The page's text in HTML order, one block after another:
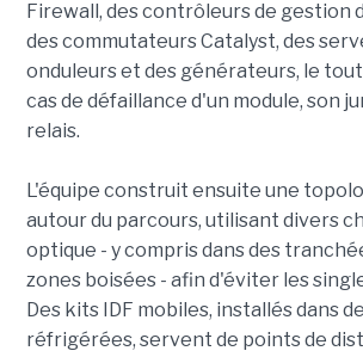
Firewall, des contrôleurs de gestion
des commutateurs Catalyst, des
onduleurs et des générateurs, le
cas de défaillance d'un module, son
relais.
L'équipe construit ensuite une
autour du parcours, utilisant divers
optique - y compris dans des
zones boisées - afin d'éviter les
Des kits IDF mobiles, installés dans
réfrigérées, servent de points de